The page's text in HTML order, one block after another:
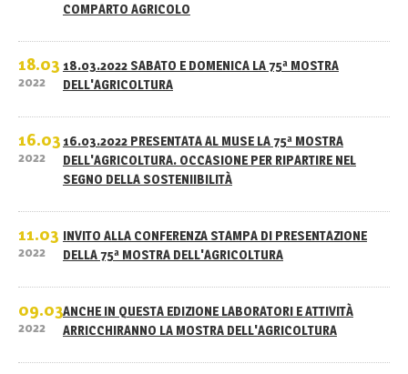
COMPARTO AGRICOLO
18.03
2022
18.03.2022 SABATO E DOMENICA LA 75ª MOSTRA
DELL'AGRICOLTURA
16.03
2022
16.03.2022 PRESENTATA AL MUSE LA 75ª MOSTRA
DELL'AGRICOLTURA. OCCASIONE PER RIPARTIRE NEL
SEGNO DELLA SOSTENIIBILITÀ
11.03
2022
INVITO ALLA CONFERENZA STAMPA DI PRESENTAZIONE
DELLA 75ª MOSTRA DELL'AGRICOLTURA
09.03
2022
ANCHE IN QUESTA EDIZIONE LABORATORI E ATTIVITÀ
ARRICCHIRANNO LA MOSTRA DELL'AGRICOLTURA